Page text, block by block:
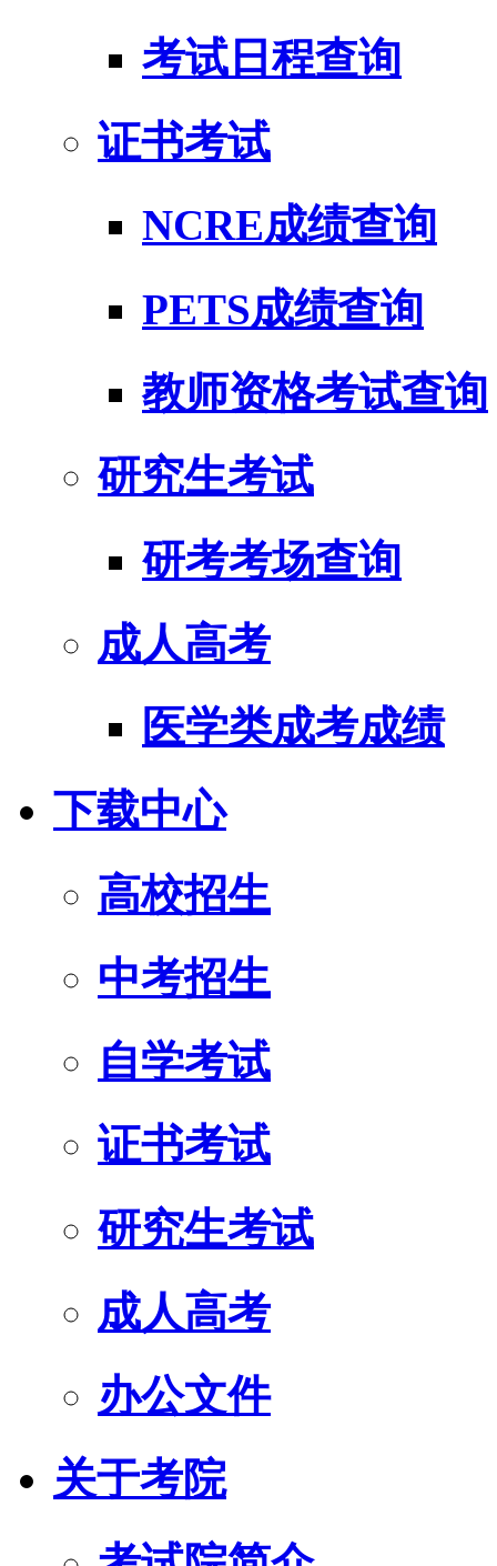
考试日程查询
证书考试
NCRE成绩查询
PETS成绩查询
教师资格考试查询
研究生考试
研考考场查询
成人高考
医学类成考成绩
下载中心
高校招生
中考招生
自学考试
证书考试
研究生考试
成人高考
办公文件
关于考院